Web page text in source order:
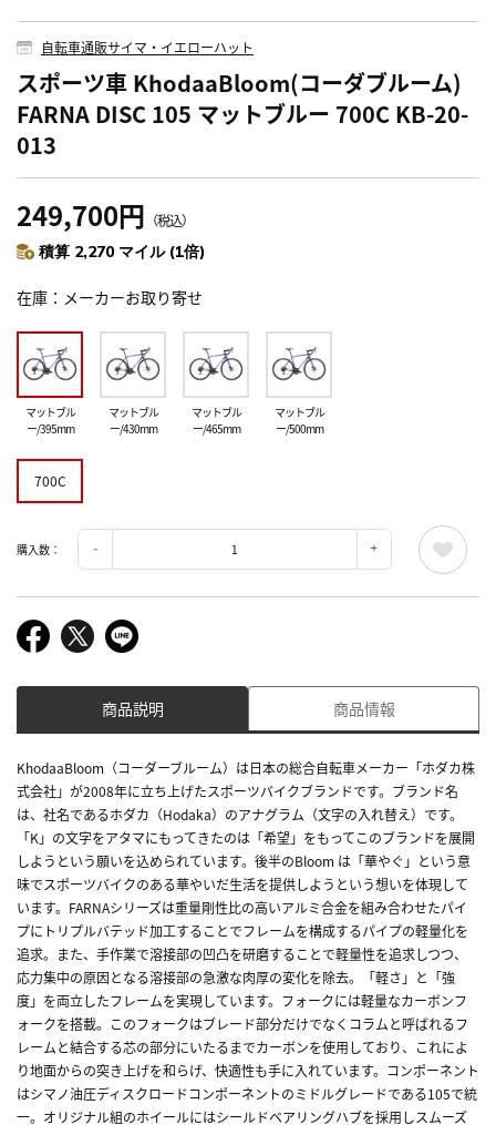
自転車通販サイマ・イエローハット
スポーツ車 KhodaaBloom(コーダブルーム)
FARNA DISC 105 マットブルー 700C KB-20-
013
249,700円 （税込）
積算 2,270 マイル (1倍)
在庫 メーカーお取り寄せ
マットブル
ー/395mm
マットブル
ー/430mm
マットブル
ー/465mm
マットブル
ー/500mm
700C
購入数：
商品説明 商品情報
KhodaaBloom（コーダーブルーム）は日本の総合自転車メーカー「ホダカ株
式会社」が2008年に立ち上げたスポーツバイクブランドです。ブランド名
は、社名であるホダカ（Hodaka）のアナグラム（文字の入れ替え）です。
「K」の文字をアタマにもってきたのは「希望」をもってこのブランドを展開
しようという願いを込められています。後半のBloom は「華やぐ」という意
味でスポーツバイクのある華やいだ生活を提供しようという想いを体現して
います。FARNAシリーズは重量剛性比の高いアルミ合金を組み合わせたパイ
プにトリプルバテッド加工することでフレームを構成するパイプの軽量化を
追求。また、手作業で溶接部の凹凸を研磨することで軽量性を追求しつつ、
応力集中の原因となる溶接部の急激な肉厚の変化を除去。「軽さ」と「強
度」を両立したフレームを実現しています。フォークには軽量なカーボンフ
ォークを搭載。このフォークはブレード部分だけでなくコラムと呼ばれるフ
レームと結合する芯の部分にいたるまでカーボンを使用しており、これによ
り地面からの突き上げを和らげ、快適性も手に入れています。コンポーネント
はシマノ油圧ディスクロードコンポーネントのミドルグレードである105で統
一。オリジナル組のホイールにはシールドベアリングハブを採用しスムーズ